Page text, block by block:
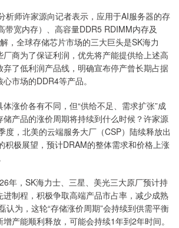
析师许家源向记者表示，应用于AI服务器的存
带宽内存）、高容量DDR5 RDIMM内存及
，全球存储芯片市场的三大巨头是SK海力
商为了保证利润，优先将产能提供给上述高
了低利润产品线，明确宣布停产曾长期占据
市场的DDR4等产品。
涨价各有不同，但“供给不足、需求扩张”成
储产品的涨价周期将持续到什么时候？许家源
度，北美的云端服务大厂（CSP）陆续释放出
积极展望，预计DRAM的整体需求和价格上涨
年，SK海力士、三星、美光三大原厂预计持
制程，积极争取高端产品市占率，减少成熟
认为，这轮“存储涨价周期”会持续到供需平衡
产能顺利释放，可能会持续1年到2年时间。